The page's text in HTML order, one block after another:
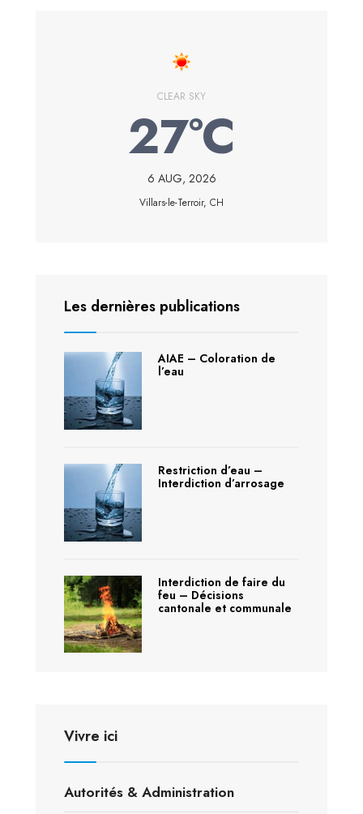
CLEAR SKY
27°C
6 AUG, 2026
Villars-le-Terroir, CH
Les dernières publications
AIAE – Coloration de
l’eau
Restriction d’eau –
Interdiction d’arrosage
Interdiction de faire du
feu – Décisions
cantonale et communale
Vivre ici
Autorités & Administration